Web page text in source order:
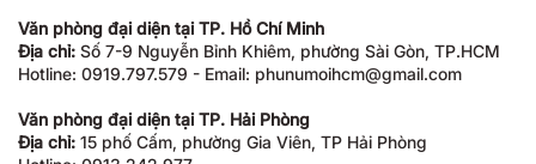
Văn phòng đại diện tại TP. Hồ Chí Minh
Địa chỉ: Số 7-9 Nguyễn Bỉnh Khiêm, phường Sài Gòn, TP.HCM
Hotline: 0919.797.579 - Email: phunumoihcm@gmail.com
Văn phòng đại diện tại TP. Hải Phòng
Địa chỉ: 15 phố Cấm, phường Gia Viên, TP Hải Phòng